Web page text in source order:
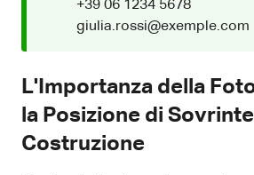
+39 06 1234 5678
giulia.rossi@exemple.com
L'Importanza della
la Posizione di
Costruzione